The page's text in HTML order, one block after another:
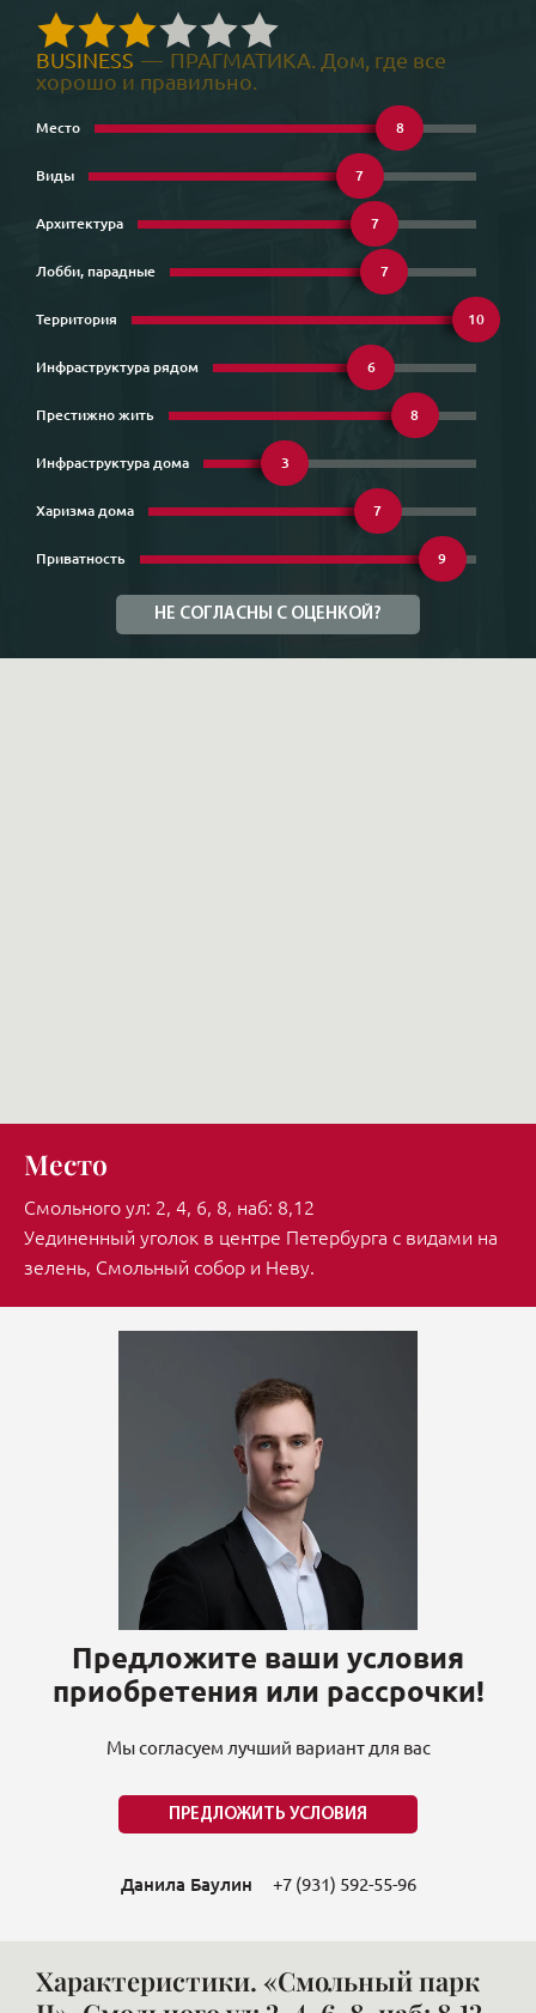
BUSINESS — ПРАГМАТИКА. Дом, где все
хорошо и правильно.
Место 8
Виды 7
Архитектура 7
Лобби, парадные 7
Территория 10
Инфраструктура рядом 6
Престижно жить 8
Инфраструктура дома 3
Харизма дома 7
Приватность 9
НЕ СОГЛАСНЫ С ОЦЕНКОЙ?
Место
Смольного ул: 2, 4, 6, 8, наб: 8,12
Уединенный уголок в центре Петербурга с видами на
зелень, Смольный собор и Неву.
Предложите ваши условия
приобретения или рассрочки!
Мы согласуем лучший вариант для вас
ПРЕДЛОЖИТЬ УСЛОВИЯ
Данила Баулин +7 (931) 592-55-96
Характеристики. «Смольный парк